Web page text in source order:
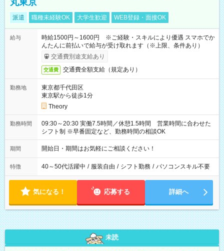
丸東京
派遣 職種未経験OK 大学生歓迎 WEB登録・面接OK
給与
時給1500円～1600円 ※ご経験・スキルにより優遇 スマホでか
んたんに前払いで給与が受け取れます（※上限、条件あり）
交通費別途支給あり
交通費 交通費全額支給（規定あり）
勤務地
東京都千代田区
東京駅から徒歩1分
Theory
勤務時間
09:30～20:30 実働7.5時間／休憩1.5時間 営業時間に合わせた
シフト制 ※早番固定など、勤務時間の相談OK
期間 開始日・期間はお気軽にご相談ください！
特徴 40～50代活躍中 / 服装自由 / シフト勤務 / パソコンスキル不要
気になる！ 応募する 詳細へ
未読